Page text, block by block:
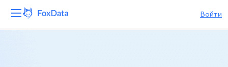
Войти